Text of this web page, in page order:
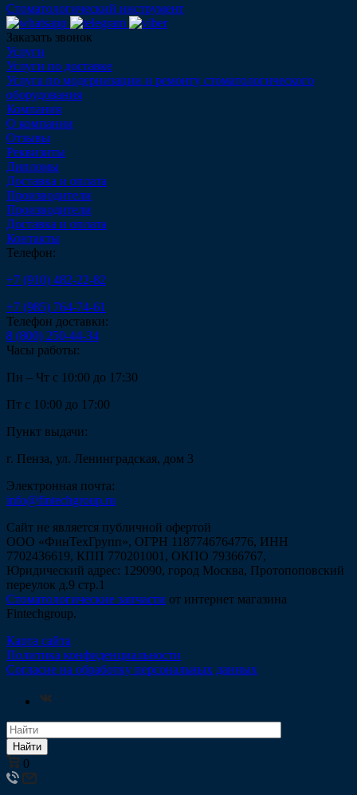
Стоматологический инструмент
Заказать звонок
Услуги
Услуги по доставке
Услуга по модернизации и ремонту стоматологического
оборудования
Компания
О компании
Отзывы
Реквизиты
Дипломы
Доставка и оплата
Производители
Производители
Доставка и оплата
Контакты
Телефон:
+7 (910) 482-22-82
+7 (985) 764-74-61
Телефон доставки:
8 (800) 250-44-34
Часы работы:
Пн – Чт с 10:00 до 17:30
Пт с 10:00 до 17:00
Пункт выдачи:
г. Пенза, ул. Ленинградская, дом 3
Электронная почта:
info@fintechgroup.ru
Сайт не является публичной офертой
ООО «ФинТехГрупп», ОГРН 1187746764776, ИНН
7702436619, КПП 770201001, ОКПО 79366767,
Юридический адрес: 129090, город Москва, Протопоповский
переулок д.9 стр.1
Стоматологические запчасти от интернет магазина
Fintechgroup.
Карта сайта
Политика конфиденциальности
Согласие на обработку персональных данных
Найти
0